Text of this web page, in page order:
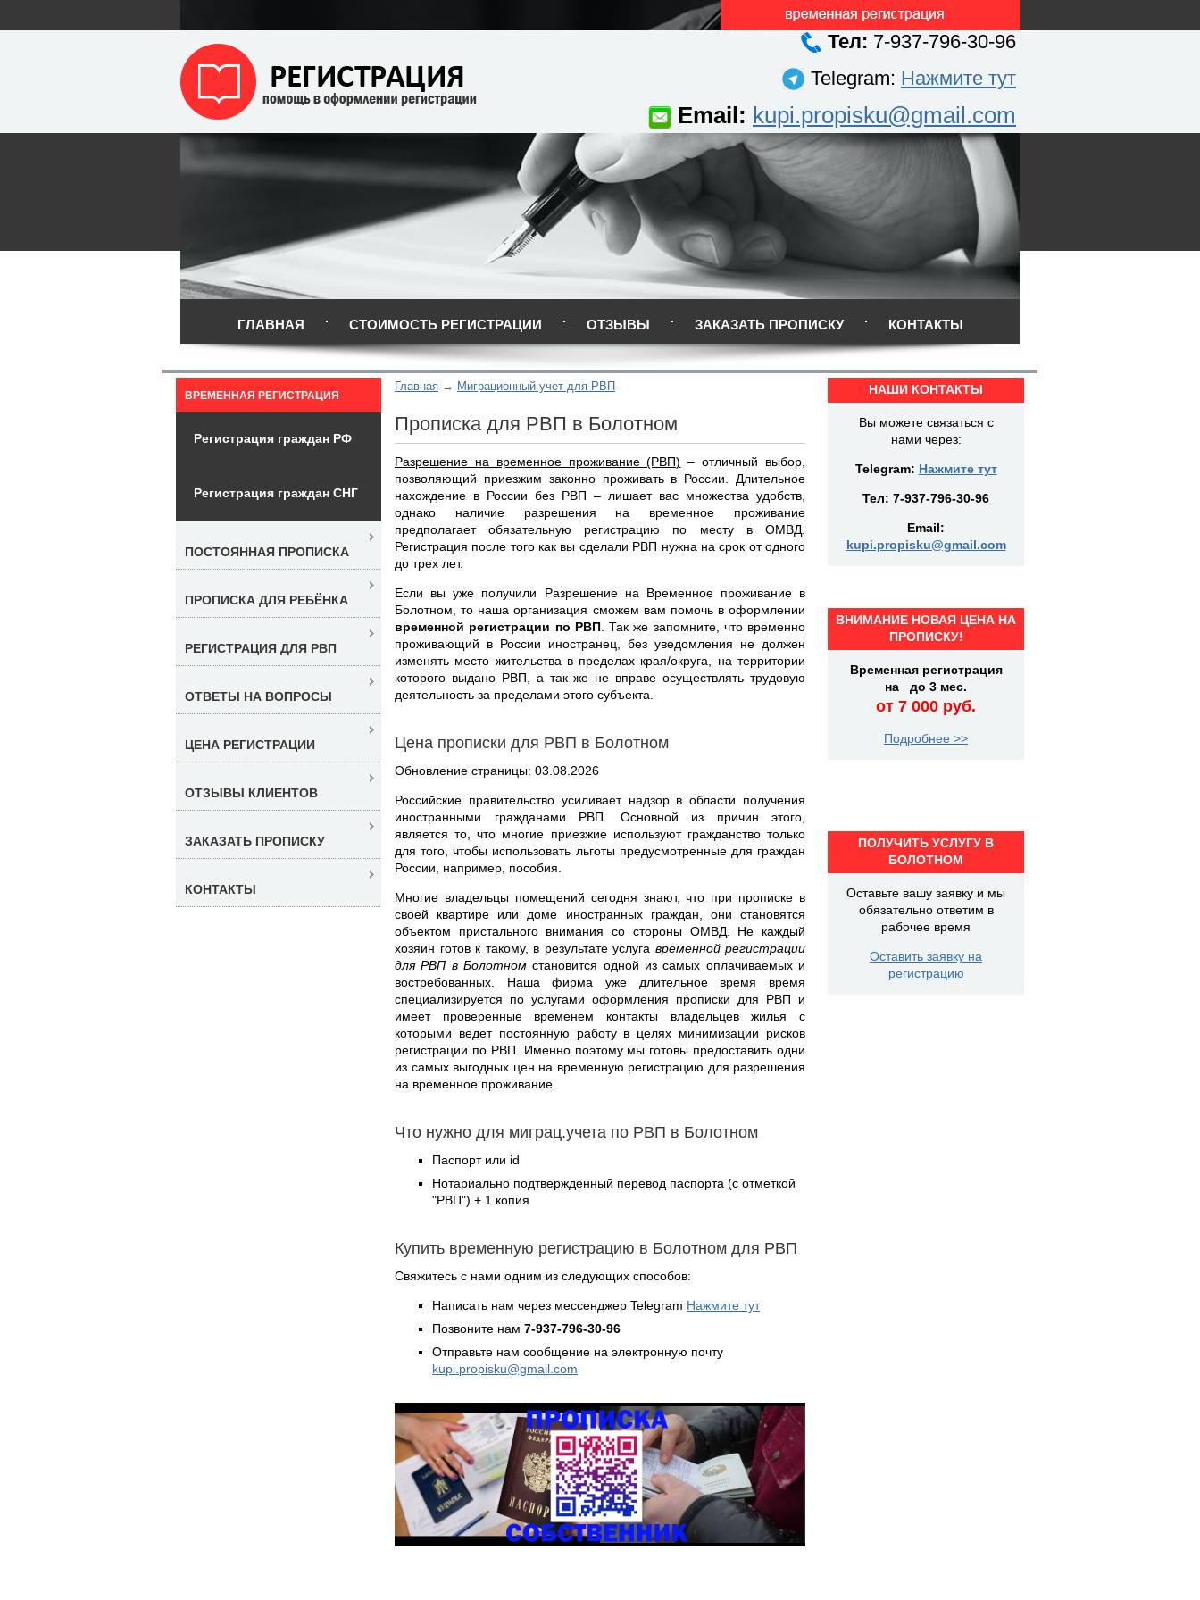
Тел: 7-937-796-30-96
Telegram: Нажмите тут
Email: kupi.propisku@gmail.com
ГЛАВНАЯ СТОИМОСТЬ РЕГИСТРАЦИИ ОТЗЫВЫ ЗАКАЗАТЬ ПРОПИСКУ КОНТАКТЫ
Главная Миграционный учет для РВП
Прописка для РВП в Болотном
Разрешение на временное проживание (РВП) – отличный выбор,
позволяющий приезжим законно проживать в России. Длительное
нахождение в России без РВП – лишает вас множества удобств,
однако наличие разрешения на временное проживание
предполагает обязательную регистрацию по месту в ОМВД.
Регистрация после того как вы сделали РВП нужна на срок от одного
до трех лет.
Если вы уже получили Разрешение на Временное проживание в
Болотном, то наша организация сможем вам помочь в оформлении
временной регистрации по РВП. Так же запомните, что временно
проживающий в России иностранец, без уведомления не должен
изменять место жительства в пределах края/округа, на территории
которого выдано РВП, а так же не вправе осуществлять трудовую
деятельность за пределами этого субъекта.
Цена прописки для РВП в Болотном
Обновление страницы: 03.08.2026
Российские правительство усиливает надзор в области получения
иностранными гражданами РВП. Основной из причин этого,
является то, что многие приезжие используют гражданство только
для того, чтобы использовать льготы предусмотренные для граждан
России, например, пособия.
Многие владельцы помещений сегодня знают, что при прописке в
своей квартире или доме иностранных граждан, они становятся
объектом пристального внимания со стороны ОМВД. Не каждый
хозяин готов к такому, в результате услуга временной регистрации
для РВП в Болотном становится одной из самых оплачиваемых и
востребованных. Наша фирма уже длительное время время
специализируется по услугами оформления прописки для РВП и
имеет проверенные временем контакты владельцев жилья с
которыми ведет постоянную работу в целях минимизации рисков
регистрации по РВП. Именно поэтому мы готовы предоставить одни
из самых выгодных цен на временную регистрацию для разрешения
на временное проживание.
Что нужно для миграц.учета по РВП в Болотном
Паспорт или id
Нотариально подтвержденный перевод паспорта (с отметкой
"РВП") + 1 копия
Купить временную регистрацию в Болотном для РВП
Свяжитесь с нами одним из следующих способов:
Написать нам через мессенджер Telegram Нажмите тут
Позвоните нам 7-937-796-30-96
Отправьте нам сообщение на электронную почту
kupi.propisku@gmail.com
ВРЕМЕННАЯ РЕГИСТРАЦИЯ
Регистрация граждан РФ
Регистрация граждан СНГ
ПОСТОЯННАЯ ПРОПИСКА
ПРОПИСКА ДЛЯ РЕБЁНКА
РЕГИСТРАЦИЯ ДЛЯ РВП
ОТВЕТЫ НА ВОПРОСЫ
ЦЕНА РЕГИСТРАЦИИ
ОТЗЫВЫ КЛИЕНТОВ
ЗАКАЗАТЬ ПРОПИСКУ
КОНТАКТЫ
НАШИ КОНТАКТЫ
Вы можете связаться с
нами через:
Telegram: Нажмите тут
Тел: 7-937-796-30-96
Email:
kupi.propisku@gmail.com
ВНИМАНИЕ НОВАЯ ЦЕНА НА
ПРОПИСКУ!
Временная регистрация
на до 3 мес.
от 7 000 руб.
Подробнее >>
ПОЛУЧИТЬ УСЛУГУ В
БОЛОТНОМ
Оставьте вашу заявку и мы
обязательно ответим в
рабочее время
Оставить заявку на
регистрацию